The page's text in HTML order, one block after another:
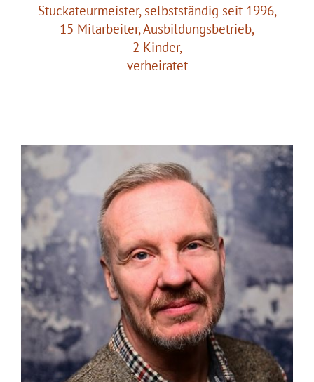
Stuckateurmeister, selbstständig seit 1996,
15 Mitarbeiter, Ausbildungsbetrieb,
2 Kinder,
verheiratet